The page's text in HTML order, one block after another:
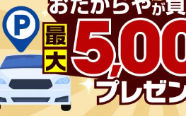
愛知県
和歌山県
熊本県
大分県
宮崎県
鹿児島県